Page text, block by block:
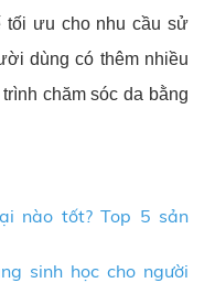
tối ưu cho nhu cầu sử
dùng có thêm nhiều
chăm sóc da bằng
nào tốt? Top 5 sản
sinh học cho người